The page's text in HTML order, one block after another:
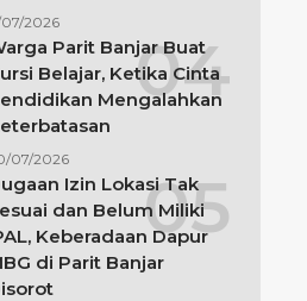
07/2026
Parit Banjar Buat
Belajar, Ketika Cinta
Mengalahkan
07/2026
Izin Lokasi Tak
dan Belum Miliki
Keberadaan Dapur
di Parit Banjar